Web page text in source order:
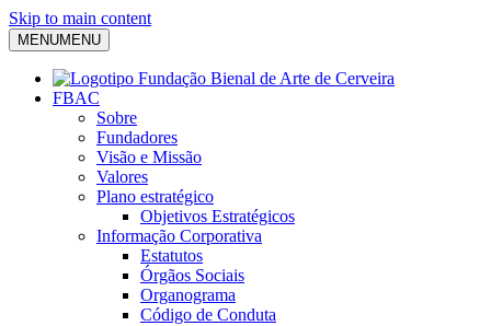
Skip to main content
MENUMENU
FBAC
Sobre
Fundadores
Visão e Missão
Valores
Plano estratégico
Objetivos Estratégicos
Informação Corporativa
Estatutos
Órgãos Sociais
Organograma
Código de Conduta